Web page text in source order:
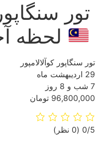
تور
لحظه
تور سنگاپور کوآلالامپور
29 اردیبهشت ماه
7 شب و 8 روز
96,800,000 تومان
‫0/5 ‫(0 نظر)